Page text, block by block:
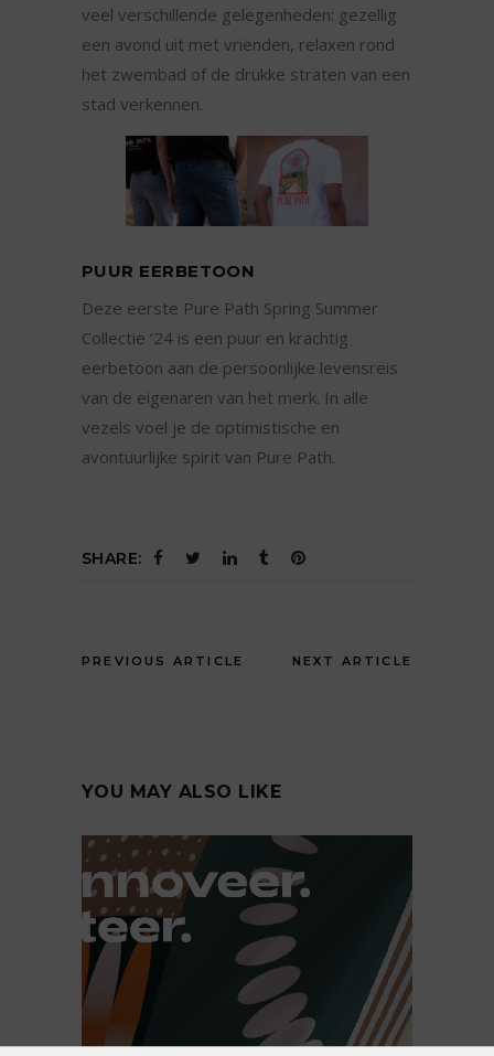
veel verschillende gelegenheden: gezellig
een avond uit met vrienden, relaxen rond
het zwembad of de drukke straten van een
stad verkennen.
PUUR EERBETOON
Deze eerste Pure Path Spring Summer
Collectie ‘24 is een puur en krachtig
eerbetoon aan de persoonlijke levensreis
van de eigenaren van het merk. In alle
vezels voel je de optimistische en
avontuurlijke spirit van Pure Path.
SHARE:
PREVIOUS ARTICLE NEXT ARTICLE
YOU MAY ALSO LIKE